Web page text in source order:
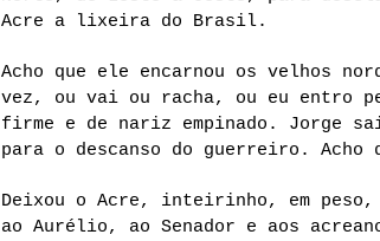
Acre a lixeira do Brasil.
Acho que ele encarnou os velhos
vez, ou vai ou racha, ou eu entro
firme e de nariz empinado. Jorge
para o descanso do guerreiro.
Deixou o Acre, inteirinho, em peso,
ao Aurélio, ao Senador e aos